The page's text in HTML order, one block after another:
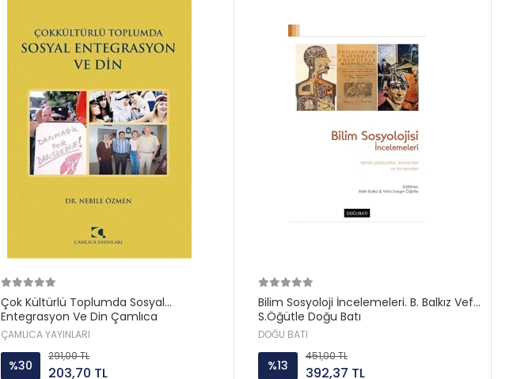
Çok Kültürlü Toplumda Sosyal
Entegrasyon Ve Din Çamlıca
ÇAMLICA YAYINLARI
%30
291,00 TL
203,70 TL
Bilim Sosyoloji İncelemeleri. B. Balkız Vefa
S.Öğütle Doğu Batı
DOĞU BATI
%13
451,00 TL
392,37 TL